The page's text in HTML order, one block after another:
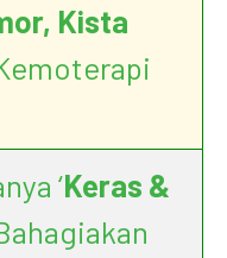
Kista
‘Keras &